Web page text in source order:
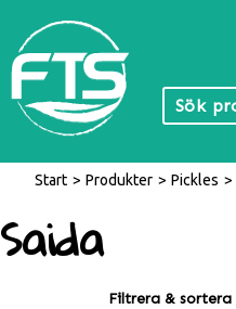
Start / Produkter / Pickles /
Saida
Filtrera & sortera